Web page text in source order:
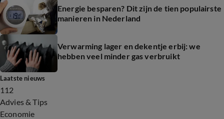
Energie besparen? Dit zijn de tien populairste
manieren in Nederland
Verwarming lager en dekentje erbij: we
hebben veel minder gas verbruikt
Laatste nieuws
112
Advies & Tips
Economie